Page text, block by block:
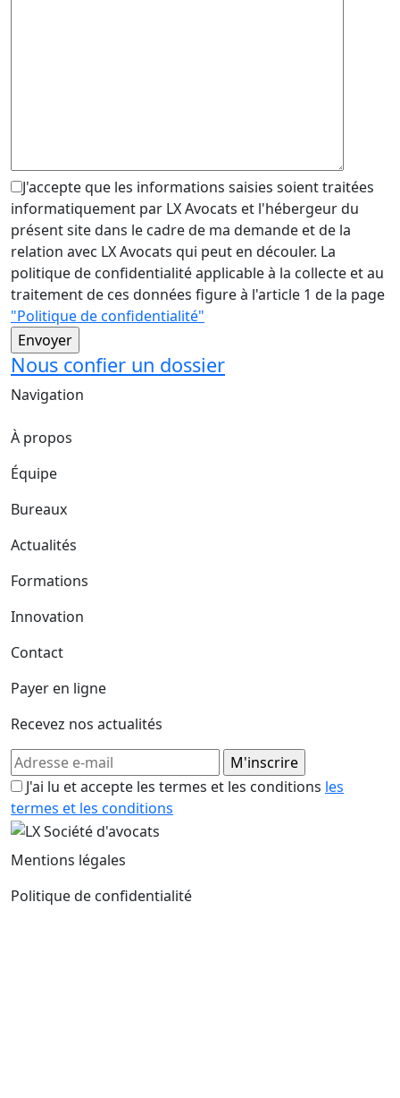
J'accepte que les informations saisies soient traitées
informatiquement par LX Avocats et l'hébergeur du
présent site dans le cadre de ma demande et de la
relation avec LX Avocats qui peut en découler. La
politique de confidentialité applicable à la collecte et au
traitement de ces données figure à l'article 1 de la page
"Politique de confidentialité"
Nous confier un dossier
Navigation
À propos
Équipe
Bureaux
Actualités
Formations
Innovation
Contact
Payer en ligne
Recevez nos actualités
J'ai lu et accepte les termes et les conditions les
termes et les conditions
Mentions légales
Politique de confidentialité